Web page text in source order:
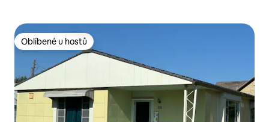
Oblíbené u hostů
Oblíbené u hostů